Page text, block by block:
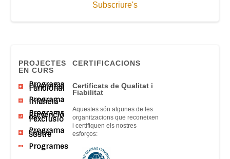
Subscriure's
PROJECTES
EN CURS
Programa
Diversitat
Funcional
Programa
Infància
Programa
Prevenció
de
l’exclusió
Programa
Sense
Sostre
Programes
CERTIFICACIONS
Certificats de Qualitat i
Fiabilitat
Aquestes són algunes de les
organitzacions que reconeixen
i certifiquen els nostres
esforços: